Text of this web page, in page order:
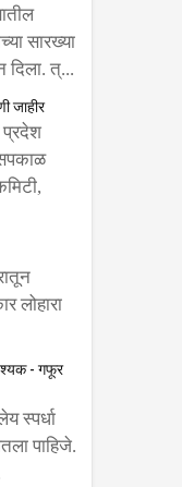
सारख्या
दिला. त्...
जाहीर
प्रदेश
लोहारा
- गफूर
स्पर्धा
पाहिजे.